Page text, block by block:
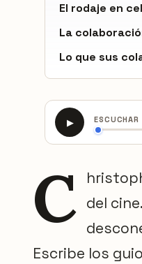
El rodaje en
La
Lo que sus
▶ ESCUCHAR
C del
Escribe los